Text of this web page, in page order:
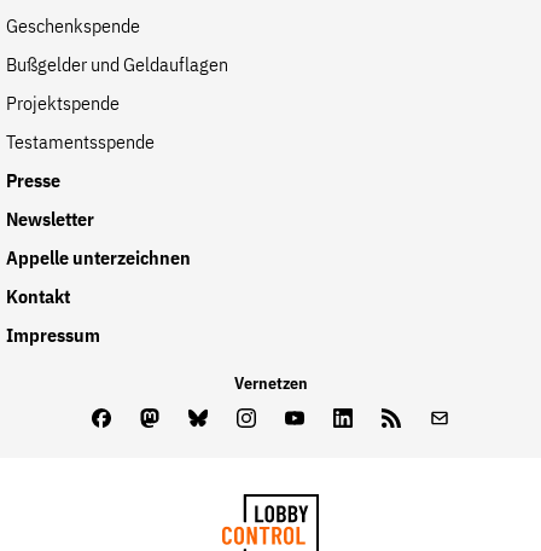
der
Website
FacebookMastodonBluesky
Geschenkspende
Bußgelder und Geldauflagen
Projektspende
Testamentsspende
Presse
Newsletter
Appelle unterzeichnen
Kontakt
Impressum
Vernetzen
FacebookMastodon
BlueskyInstagram
YoutubeLinkedInFeed